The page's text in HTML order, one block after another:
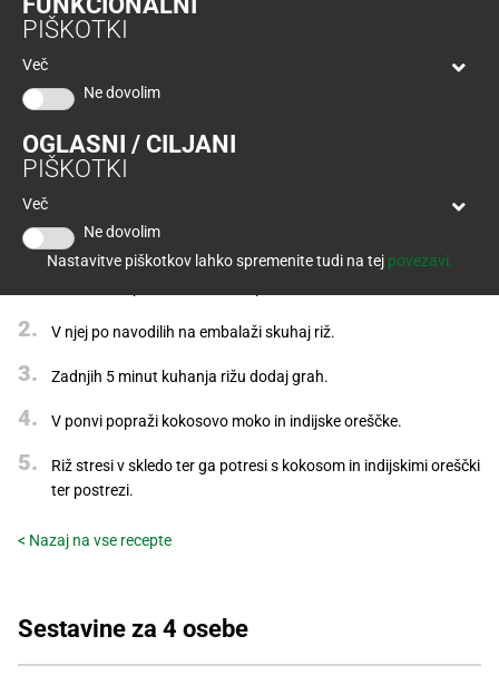
PIŠKOTKI
Več
Ne dovolim
OGLASNI / CILJANI
PIŠKOTKI
Več
Ne dovolim
Nastavitve piškotkov lahko spremenite tudi na tej povezavi.
Ponudba
velja
30.
2026
POGLEJTE IZDELKE
Priprava
V njej po navodilih na embalaži skuhaj riž.
Zadnjih 5 minut kuhanja rižu dodaj grah.
V ponvi popraži kokosovo moko in indijske oreščke.
Riž stresi v skledo ter ga potresi s kokosom in indijskimi oreščki
ter postrezi.
< Nazaj na vse recepte
Sestavine za 4 osebe